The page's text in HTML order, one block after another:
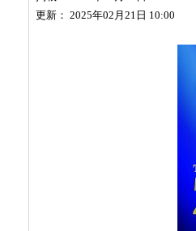
更新： 2025年02月21日 10:00